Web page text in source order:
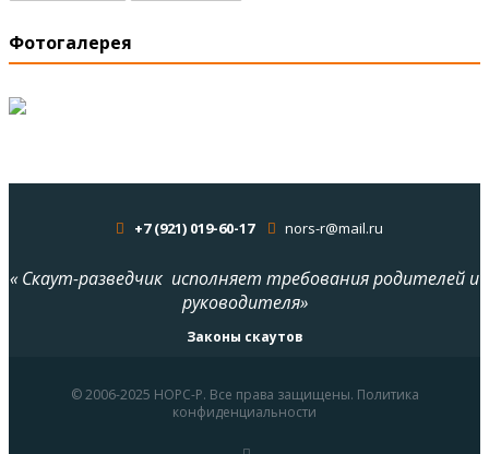
Фотогалерея
+7 (921) 019-60-17 nors-r@mail.ru
« Скаут-разведчик исполняет требования родителей и
руководителя»
Законы скаутов
© 2006-2025 НОРС-Р. Все права защищены. Политика
конфиденциальности